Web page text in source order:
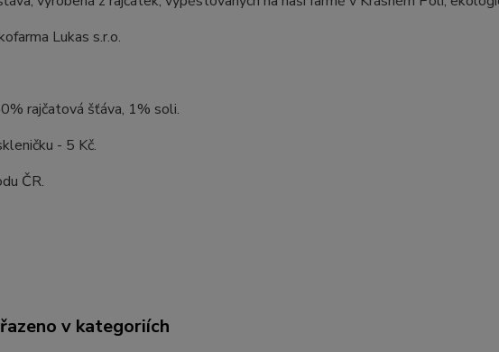
Lukas s.r.o.
rajčatová šťáva, 1% soli.
- 5 Kč.
ČR.
v kategoriích